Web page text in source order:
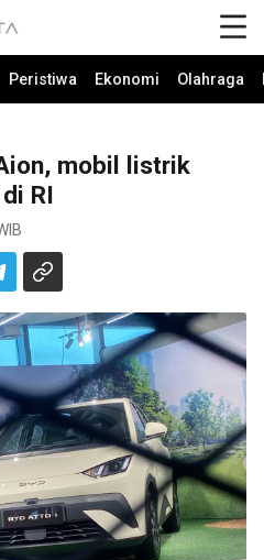
Peristiwa Ekonomi Olahraga
mobil listrik
RI